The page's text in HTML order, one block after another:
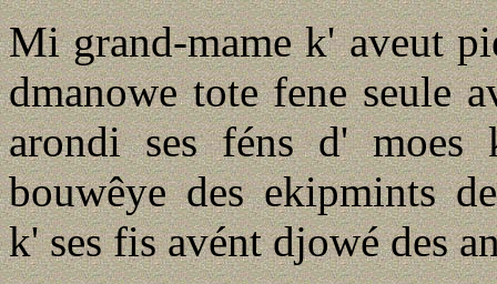
Mi grand-mame k' aveut
dmanowe tote fene seule
arondi ses féns d'
bouwêye des ekipmints
k' ses fis avént djowé des